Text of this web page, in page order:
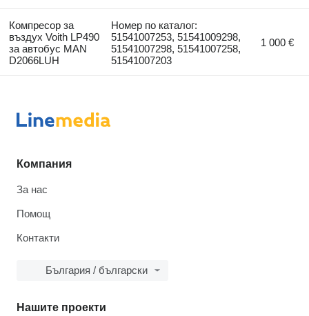
Компресор за
въздух Voith LP490
за автобус MAN
D2066LUH
Номер по каталог:
51541007253, 51541009298,
51541007298, 51541007258,
51541007203
1 000 €
Компания
За нас
Помощ
Контакти
България / български
Нашите проекти